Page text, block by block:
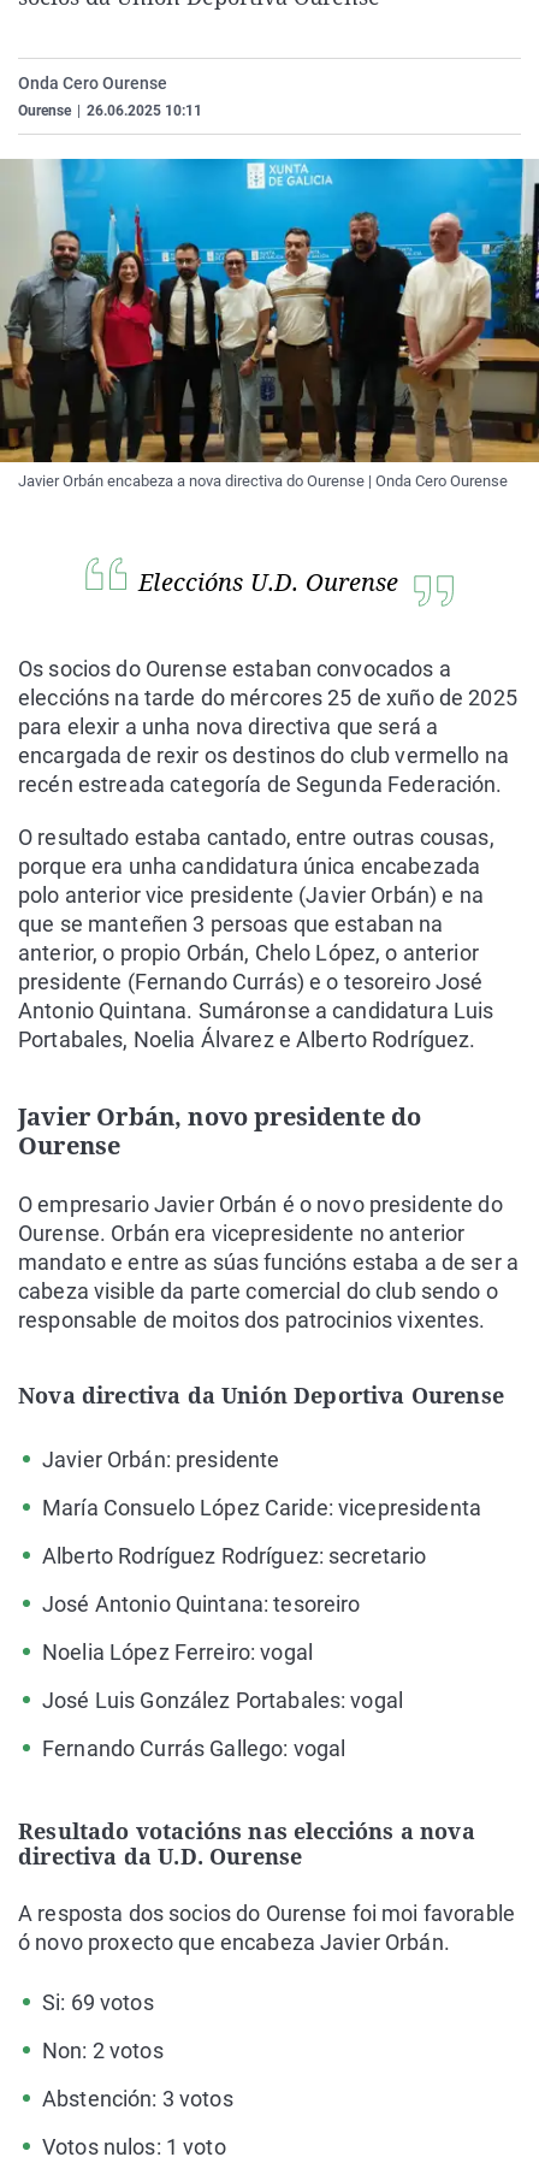
Gente viajera
Retornados
Galicia
Televisión
Onda Cero Ourense
Ourense 26.06.2025 10:11
Javier Orbán encabeza a nova directiva do Ourense | Onda Cero Ourense
Eleccións U.D. Ourense
Os socios do Ourense estaban convocados a
eleccións na tarde do mércores 25 de xuño de 2025
para elexir a unha nova directiva que será a
encargada de rexir os destinos do club vermello na
recén estreada categoría de Segunda Federación.
O resultado estaba cantado, entre outras cousas,
porque era unha candidatura única encabezada
polo anterior vice presidente (Javier Orbán) e na
que se manteñen 3 persoas que estaban na
anterior, o propio Orbán, Chelo López, o anterior
presidente (Fernando Currás) e o tesoreiro José
Antonio Quintana. Sumáronse a candidatura Luis
Portabales, Noelia Álvarez e Alberto Rodríguez.
Javier Orbán, novo presidente do
Ourense
O empresario Javier Orbán é o novo presidente do
Ourense. Orbán era vicepresidente no anterior
mandato e entre as súas funcións estaba a de ser a
cabeza visible da parte comercial do club sendo o
responsable de moitos dos patrocinios vixentes.
Nova directiva da Unión Deportiva Ourense
Javier Orbán: presidente
María Consuelo López Caride: vicepresidenta
Alberto Rodríguez Rodríguez: secretario
José Antonio Quintana: tesoreiro
Noelia López Ferreiro: vogal
José Luis González Portabales: vogal
Fernando Currás Gallego: vogal
Resultado votacións nas eleccións a nova
directiva da U.D. Ourense
A resposta dos socios do Ourense foi moi favorable
ó novo proxecto que encabeza Javier Orbán.
Si: 69 votos
Non: 2 votos
Abstención: 3 votos
Votos nulos: 1 voto